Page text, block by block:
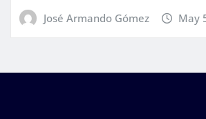
José Armando Gómez May